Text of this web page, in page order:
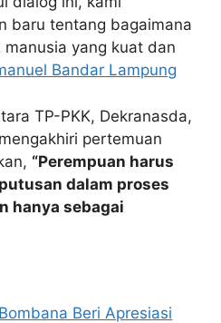
baru tentang bagaimana
yang kuat dan
Bandar Lampung
TP-PKK, Dekranasda,
pertemuan
“Perempuan harus
dalam proses
hanya sebagai
Beri Apresiasi